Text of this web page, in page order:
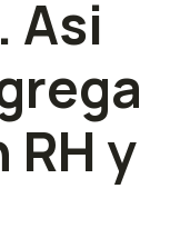
Asi
y